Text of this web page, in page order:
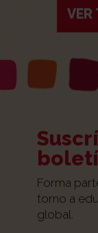
VER
Forma
torno a
global.